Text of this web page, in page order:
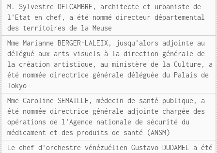
M. Sylvestre DELCAMBRE, architecte et urbaniste de
l'Etat en chef, a été nommé directeur départemental
des territoires de la Meuse
Mme Marianne BERGER-LALEIX, jusqu'alors adjointe au
délégué aux arts visuels à la direction générale de
la création artistique, au ministère de la Culture, a
été nommée directrice générale déléguée du Palais de
Tokyo
Mme Caroline SEMAILLE, médecin de santé publique, a
été nommée directrice générale adjointe chargée des
opérations de l'Agence nationale de sécurité du
médicament et des produits de santé (ANSM)
Le chef d'orchestre vénézuélien Gustavo DUDAMEL a été